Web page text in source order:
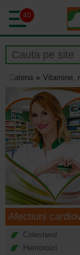
40
Catena Vitamine,
Afectiuni
Colesterol
Hemoroizi